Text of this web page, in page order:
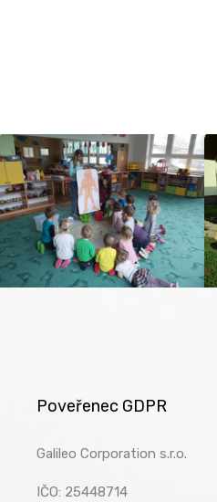
Poveřenec GDPR
Galileo Corporation s.r.o.
IČO: 25448714